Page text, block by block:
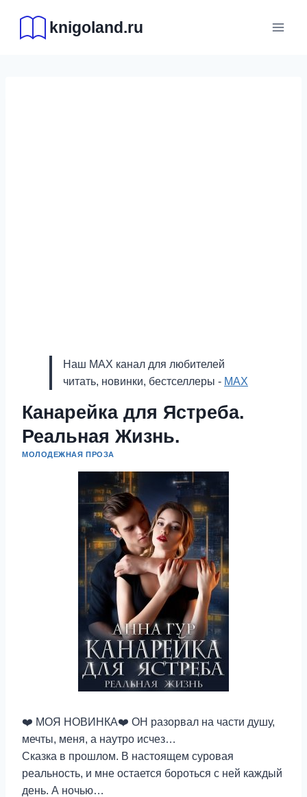
содержимому
knigoland.ru
Наш MAX канал для любителей
читать, новинки, бестселлеры - MAX
Канарейка для Ястреба.
Реальная Жизнь.
МОЛОДЕЖНАЯ ПРОЗА
❤️ МОЯ НОВИНКА❤️ ОН разорвал на части душу,
мечты, меня, а наутро исчез…
Сказка в прошлом. В настоящем суровая
реальность, и мне остается бороться с ней каждый
день. А ночью…